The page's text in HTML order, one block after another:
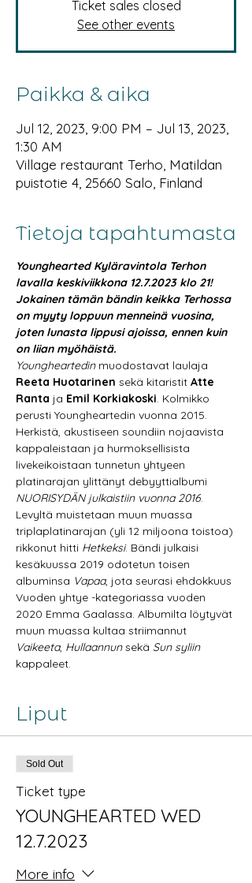
Ticket sales closed
See other events
Paikka & aika
Jul 12, 2023, 9:00 PM – Jul 13, 2023,
1:30 AM
Village restaurant Terho, Matildan
puistotie 4, 25660 Salo, Finland
Tietoja tapahtumasta
Younghearted Kyläravintola Terhon
lavalla keskiviikkona 12.7.2023 klo 21!
Jokainen tämän bändin keikka Terhossa
on myyty loppuun menneinä vuosina,
joten lunasta lippusi ajoissa, ennen kuin
on liian myöhäistä.
Youngheartedin muodostavat laulaja
Reeta Huotarinen sekä kitaristit Atte
Ranta ja Emil Korkiakoski. Kolmikko
perusti Youngheartedin vuonna 2015.
Herkistä, akustiseen soundiin nojaavista
kappaleistaan ja hurmoksellisista
livekeikoistaan tunnetun yhtyeen
platinarajan ylittänyt debyyttialbumi
NUORISYDÄN julkaistiin vuonna 2016.
Levyltä muistetaan muun muassa
triplaplatinarajan (yli 12 miljoona toistoa)
rikkonut hitti Hetkeksi. Bändi julkaisi
kesäkuussa 2019 odotetun toisen
albuminsa Vapaa, jota seurasi ehdokkuus
Vuoden yhtye -kategoriassa vuoden
2020 Emma Gaalassa. Albumilta löytyvät
muun muassa kultaa striimannut
Vaikeeta, Hullaannun sekä Sun syliin
kappaleet.
Liput
Sold Out
Ticket type
YOUNGHEARTED WED
12.7.2023
More info